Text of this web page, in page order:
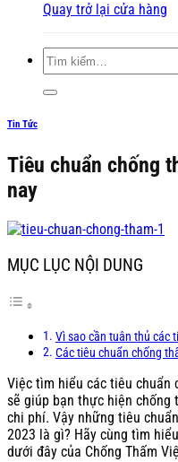
Quay trở lại cửa hàng
Tìm
kiếm:
Tin Tức
Tiêu chuẩn chống
nay
MỤC LỤC NỘI DUNG
Vì sao cần tuân thủ các
Các tiêu chuẩn chống
Việc tìm hiểu các tiêu chuẩn
sẽ giúp bạn thực hiện chống
chi phí. Vậy những tiêu
2023 là gì? Hãy cùng tìm
dưới đây của Chống Thấm